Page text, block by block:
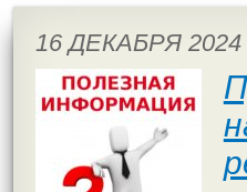
16 ДЕКАБРЯ 2024